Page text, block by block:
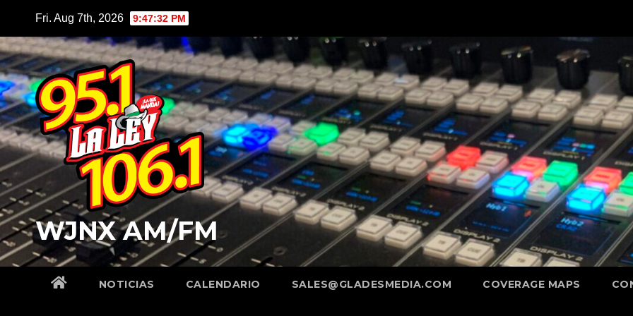
content
Fri. Aug 7th, 2026 9:47:33 PM
WJNX AM/FM
NOTICIAS CALENDARIO SALES@GLADESMEDIA.COM COVERAGE MAPS